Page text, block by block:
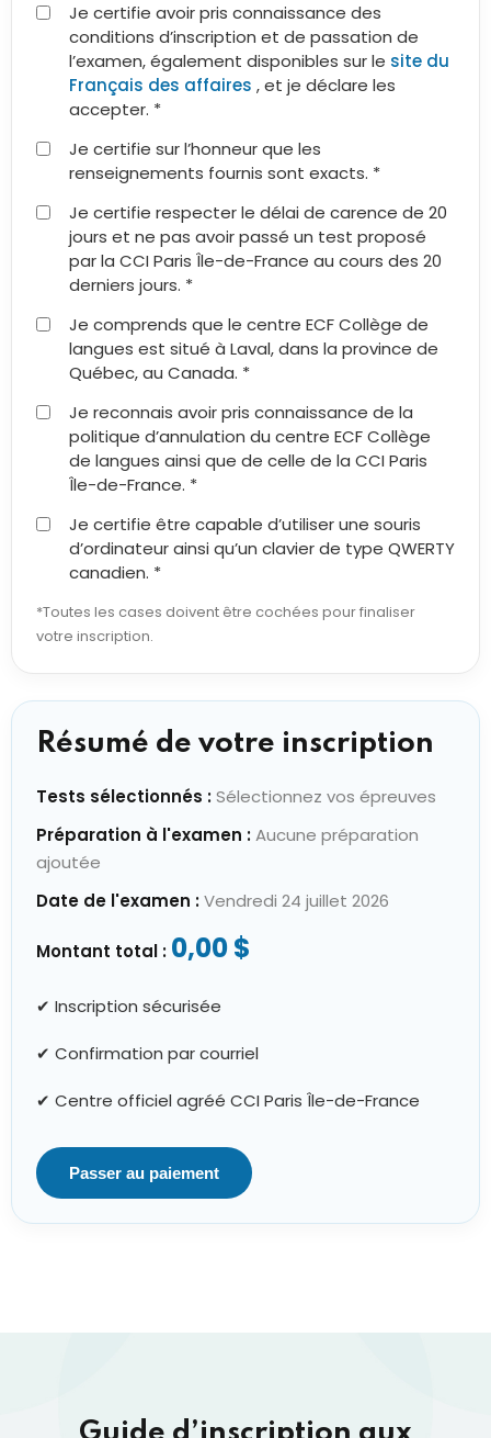
Je certifie avoir pris connaissance des
conditions d’inscription et de passation de
l’examen, également disponibles sur le site du
Français des affaires , et je déclare les
accepter. *
Je certifie sur l’honneur que les
renseignements fournis sont exacts. *
Je certifie respecter le délai de carence de 20
jours et ne pas avoir passé un test proposé
par la CCI Paris Île-de-France au cours des 20
derniers jours. *
Je comprends que le centre ECF Collège de
langues est situé à Laval, dans la province de
Québec, au Canada. *
Je reconnais avoir pris connaissance de la
politique d’annulation du centre ECF Collège
de langues ainsi que de celle de la CCI Paris
Île-de-France. *
Je certifie être capable d’utiliser une souris
d’ordinateur ainsi qu’un clavier de type QWERTY
canadien. *
*Toutes les cases doivent être cochées pour finaliser
votre inscription.
Résumé de votre inscription
Tests sélectionnés :Sélectionnez vos épreuves
Préparation à l'examen :Aucune préparation
ajoutée
Date de l'examen :Vendredi 24 juillet 2026
Montant total : 0,00 $
✔ Inscription sécurisée
✔ Confirmation par courriel
✔ Centre officiel agréé CCI Paris Île-de-France
Passer au paiement